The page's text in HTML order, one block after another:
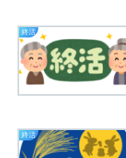
終活
終活